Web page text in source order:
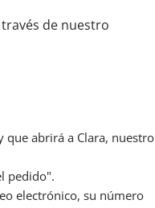
de nuestro
que abrirá a Clara, nuestro
pedido".
electrónico, su número